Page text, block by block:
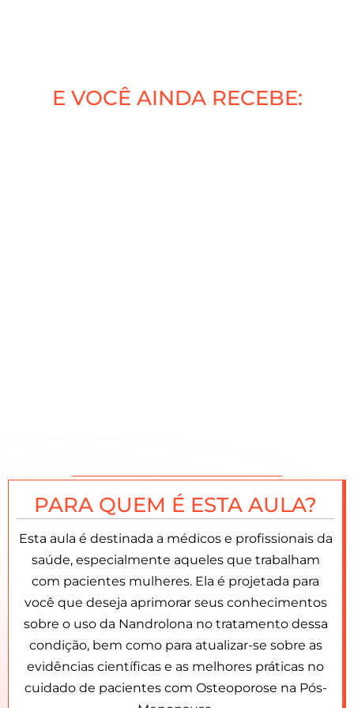
E VOCÊ AINDA RECEBE:
PARA QUEM É ESTA AULA?
Esta aula é destinada a médicos e profissionais da
saúde, especialmente aqueles que trabalham
com pacientes mulheres. Ela é projetada para
você que deseja aprimorar seus conhecimentos
sobre o uso da Nandrolona no tratamento dessa
condição, bem como para atualizar-se sobre as
evidências científicas e as melhores práticas no
cuidado de pacientes com Osteoporose na Pós-